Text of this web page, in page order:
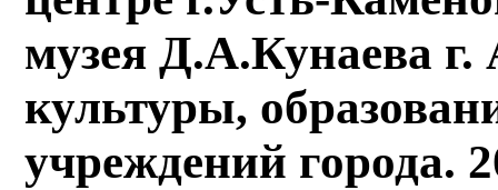
музея Д.А.Кунаева
культуры,
учреждений города.